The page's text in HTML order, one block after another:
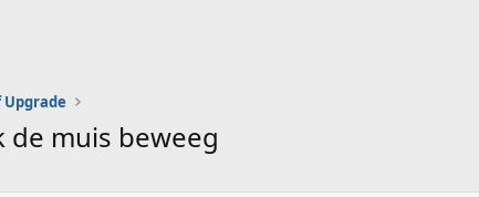
de muis beweeg